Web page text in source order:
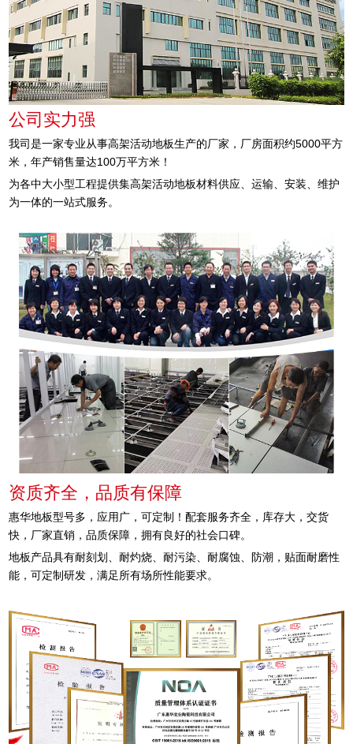
公司实力强
我司是一家专业从事高架活动地板生产的厂家，厂房面积约5000平方
米，年产销售量达100万平方米！
为各中大小型工程提供集高架活动地板材料供应、运输、安装、维护
为一体的一站式服务。
资质齐全，品质有保障
惠华地板型号多，应用广，可定制！配套服务齐全，库存大，交货
快，厂家直销，品质保障，拥有良好的社会口碑。
地板产品具有耐刻划、耐灼烧、耐污染、耐腐蚀、防潮，贴面耐磨性
能，可定制研发，满足所有场所性能要求。